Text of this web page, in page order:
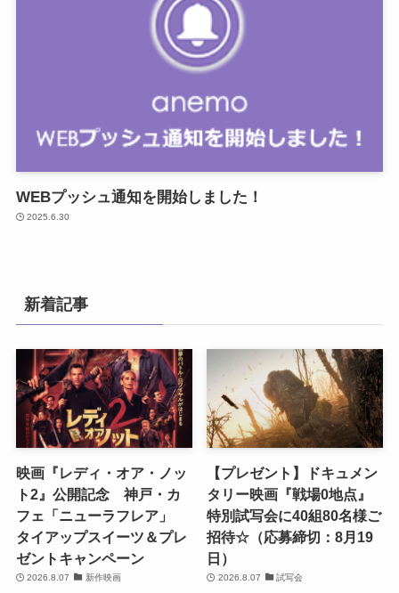
WEBプッシュ通知を開始しました！
2025.6.30
新着記事
映画『レディ・オア・ノッ
ト2』公開記念 神戸・カ
フェ「ニューラフレア」
タイアップスイーツ＆プレ
ゼントキャンペーン
2026.8.07 新作映画
【プレゼント】ドキュメン
タリー映画『戦場0地点』
特別試写会に40組80名様ご
招待☆（応募締切：8月19
日）
2026.8.07 試写会